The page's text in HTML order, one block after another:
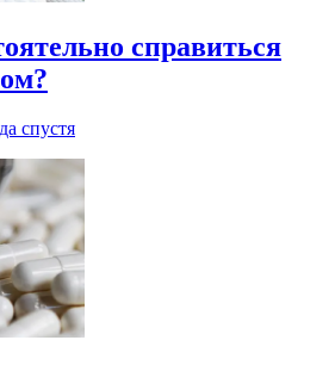
справиться
спустя